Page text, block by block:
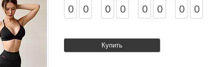
0 0 0 0 0 0 0 0
Купить